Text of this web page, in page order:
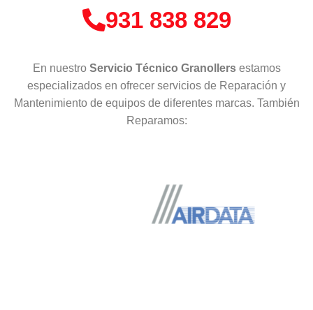
931 838 829
En nuestro Servicio Técnico Granollers estamos
especializados en ofrecer servicios de Reparación y
Mantenimiento de equipos de diferentes marcas. También
Reparamos: